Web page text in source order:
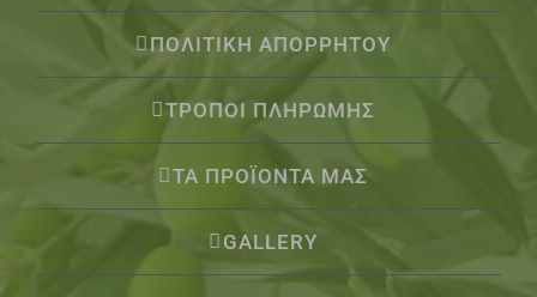
ΠΟΛΙΤΙΚΗ ΑΠΟΡΡΗΤΟΥ
ΤΡΟΠΟΙ ΠΛΗΡΩΜΗΣ
ΤΑ ΠΡΟΪΟΝΤΑ ΜΑΣ
GALLERY